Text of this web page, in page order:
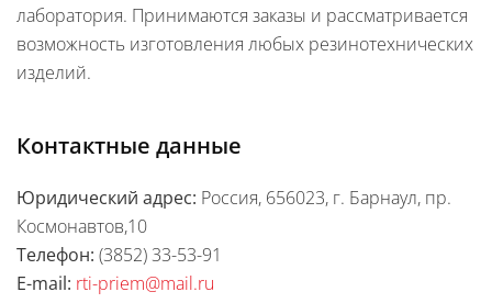
лаборатория. Принимаются заказы и рассматривается
возможность изготовления любых резинотехнических
изделий.
Контактные данные
Юридический адрес: Россия, 656023, г. Барнаул, пр.
Космонавтов,10
Телефон: (3852) 33-53-91
E-mail: rti-priem@mail.ru